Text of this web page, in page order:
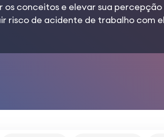
conceitos e elevar sua percepção
risco de acidente de trabalho com